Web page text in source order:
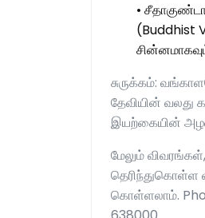
•
(Buddhist
சுருக்கம்:
தேவியின் வலது
இயற்கையின்
மேலும்
தெரிந்துகொள்ள
கொள்ளலாம்.